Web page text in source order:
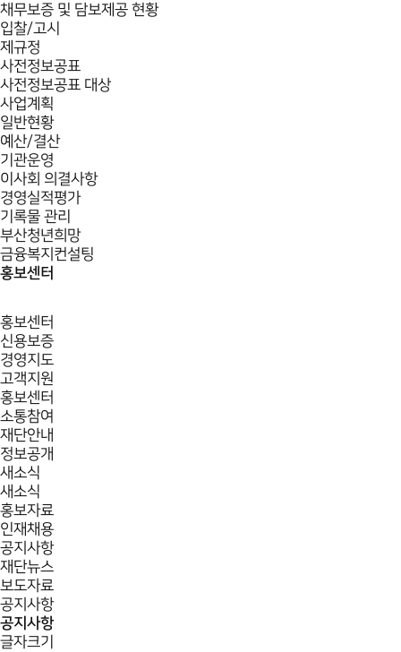
채무보증 및 담보제공 현황
입찰/고시
제규정
사전정보공표
사전정보공표 대상
사업계획
일반현황
예산/결산
기관운영
이사회 의결사항
경영실적평가
기록물 관리
부산청년희망
금융복지컨설팅
홍보센터
홍보센터
신용보증
경영지도
고객지원
홍보센터
소통참여
재단안내
정보공개
새소식
새소식
홍보자료
인재채용
공지사항
재단뉴스
보도자료
공지사항
공지사항
글자크기